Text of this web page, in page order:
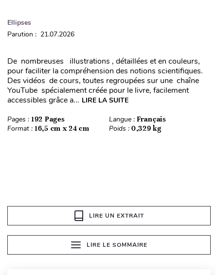
Ellipses
Parution : 21.07.2026
De nombreuses illustrations , détaillées et en couleurs,
pour faciliter la compréhension des notions scientifiques.
Des vidéos de cours, toutes regroupées sur une chaîne
YouTube spécialement créée pour le livre, facilement
accessibles grâce a... LIRE LA SUITE
Pages : 192 Pages Langue : Français
Format : 16,5 cm x 24 cm Poids : 0,329 kg
LIRE UN EXTRAIT
LIRE LE SOMMAIRE